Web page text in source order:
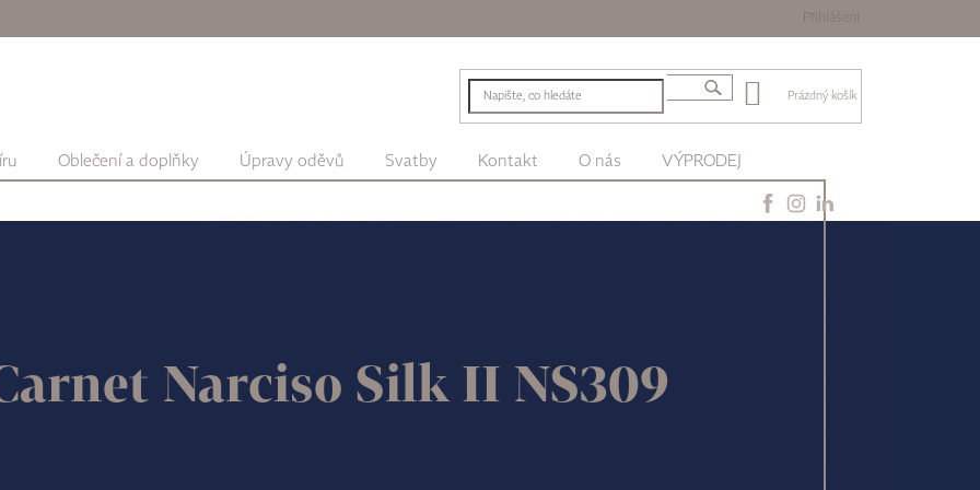
Přihlášení
Prázdný košík
Oblečení a doplňky Úpravy oděvů Svatby Kontakt O nás VÝPRODEJ
Narciso Silk II NS309